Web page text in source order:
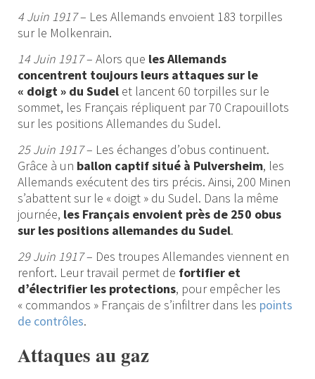
4 Juin 1917– Les Allemands envoient 183 torpilles
sur le Molkenrain.
14 Juin 1917– Alors que les Allemands
concentrent toujours leurs attaques sur le
« doigt » du Sudel et lancent 60 torpilles sur le
sommet, les Français répliquent par 70 Crapouillots
sur les positions Allemandes du Sudel.
25 Juin 1917– Les échanges d’obus continuent.
Grâce à un ballon captif situé à Pulversheim, les
Allemands exécutent des tirs précis. Ainsi, 200 Minen
s’abattent sur le « doigt » du Sudel. Dans la même
journée, les Français envoient près de 250 obus
sur les positions allemandes du Sudel.
29 Juin 1917– Des troupes Allemandes viennent en
renfort. Leur travail permet de fortifier et
d’électrifier les protections, pour empêcher les
« commandos » Français de s’infiltrer dans les points
de contrôles.
Attaques au gaz